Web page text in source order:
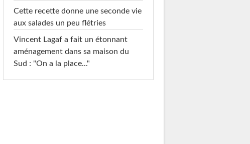
Cette recette donne une seconde vie
aux salades un peu flétries
Vincent Lagaf a fait un étonnant
aménagement dans sa maison du
Sud : "On a la place..."